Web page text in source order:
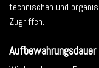
technischen und
Zugriffen.
Aufbewahrungsdauer